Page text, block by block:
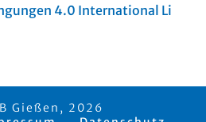
4.0 International Li
Gießen, 2026